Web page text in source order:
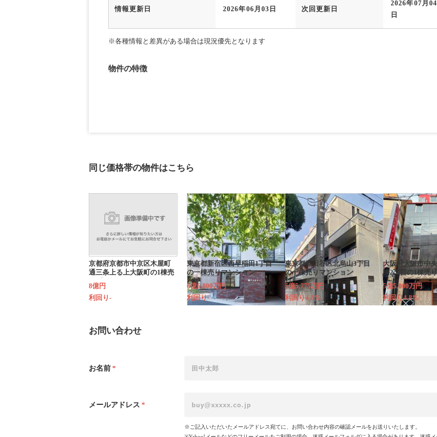
情報更新日 2026年06月03日 次回更新日
2026年07月04
日
※各種情報と差異がある場合は現況優先となります
物件の特徴
同じ価格帯の物件はこちら
京都府京都市中京区木屋町
通三条上る上大阪町の1棟売
りビル
8億円
利回り-
東京都新宿区西早稲田1丁目
の一棟売りマンション
6億6,800万円
利回り-
東京都世田谷区北烏山3丁目
の一棟売りマンション
5億5,775万円
利回り4.8%
大阪府大阪市中
橋2丁目の1棟売
5億5,000万円
利回り4.8%
お問い合わせ
お名前*
メールアドレス *
※ご記入いただいたメールアドレス宛てに、お問い合わせ内容の確認メールをお送りいたします。